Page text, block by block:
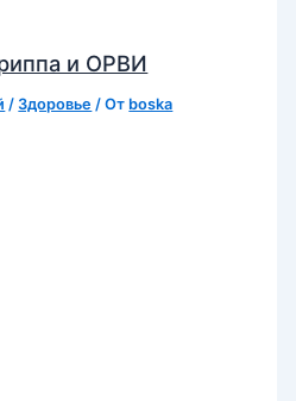
и ОРВИ
/Здоровье / От boska